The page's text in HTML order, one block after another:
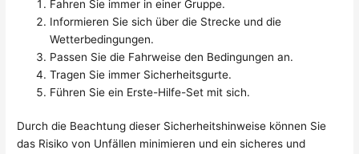
Fahren Sie immer in einer Gruppe.
Informieren Sie sich über die Strecke und die
Wetterbedingungen.
Passen Sie die Fahrweise den Bedingungen an.
Tragen Sie immer Sicherheitsgurte.
Führen Sie ein Erste-Hilfe-Set mit sich.
Durch die Beachtung dieser Sicherheitshinweise können Sie
das Risiko von Unfällen minimieren und ein sicheres und